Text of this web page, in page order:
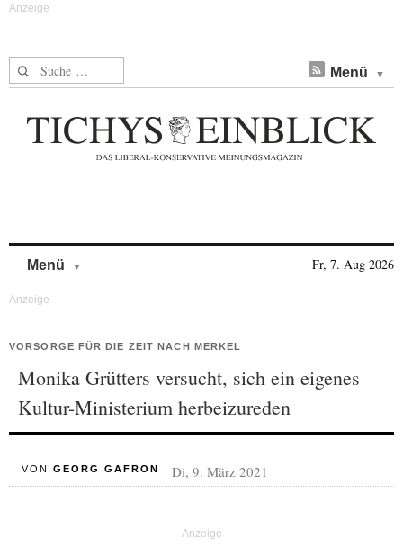
Suche nach: Menü
Menü Fr, 7. Aug 2026
VORSORGE FÜR DIE ZEIT NACH MERKEL
Monika Grütters versucht, sich ein eigenes
Kultur-Ministerium herbeizureden
VON GEORG GAFRON Di, 9. März 2021